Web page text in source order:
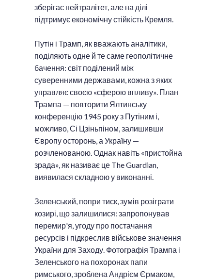
зберігає нейтралітет, але на ділі
підтримує економічну стійкість Кремля.
Путін і Трамп, як вважають аналітики,
поділяють одне й те саме геополітичне
бачення: світ поділений між
суверенними державами, кожна з яких
управляє своєю «сферою впливу». План
Трампа — повторити Ялтинську
конференцію 1945 року з Путіним і,
можливо, Сі Цзіньпіном, залишивши
Європу осторонь, а Україну —
розчленованою. Однак навіть «пристойна
зрада», як називає це The Guardian,
виявилася складною у виконанні.
Зеленський, попри тиск, зумів розіграти
козирі, що залишилися: запропонував
перемир'я, угоду про постачання
ресурсів і підкреслив військове значення
України для Заходу. Фотографія Трампа і
Зеленського на похоронах папи
римського, зроблена Андрієм Єрмаком,